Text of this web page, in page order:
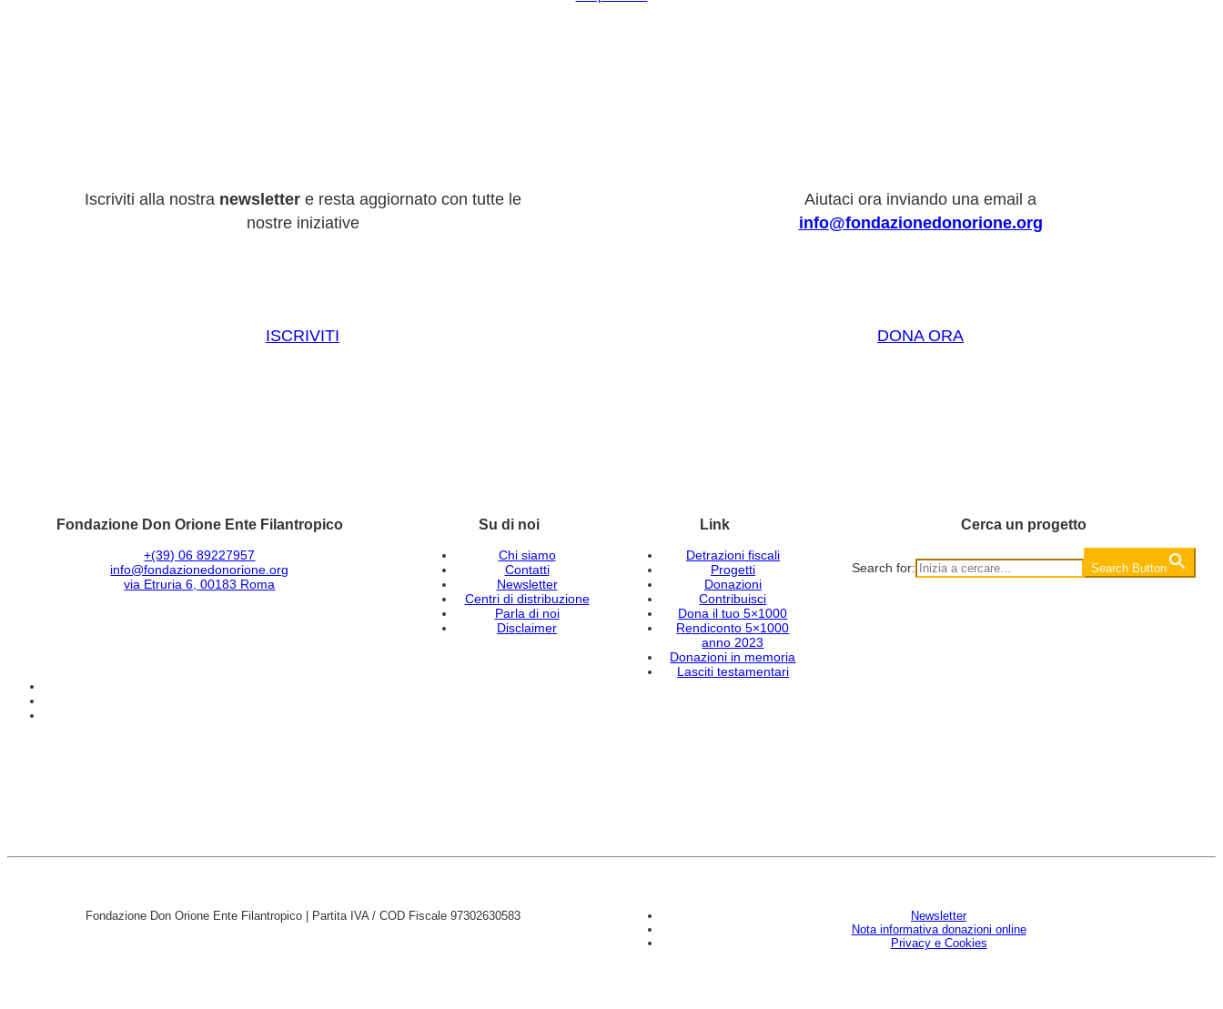
Iscriviti alla nostra newslettere resta aggiornato con tutte le
nostre iniziative
ISCRIVITI
Aiutaci ora inviando una email a
info@fondazionedonorione.org
DONA ORA
Fondazione Don Orione Ente Filantropico
+(39) 06 89227957
info@fondazionedonorione.org
via Etruria 6, 00183 Roma
Su di noi
Chi siamo
Contatti
Newsletter
Centri di distribuzione
Parla di noi
Disclaimer
Link
Detrazioni fiscali
Progetti
Donazioni
Contribuisci
Dona il tuo 5×1000
Rendiconto 5×1000
anno 2023
Donazioni in memoria
Lasciti testamentari
Cerca un progetto
Search for: Search Button
Fondazione Don Orione Ente Filantropico | Partita IVA / COD Fiscale 97302630583
Newsletter
Nota informativa donazioni online
Privacy e Cookies